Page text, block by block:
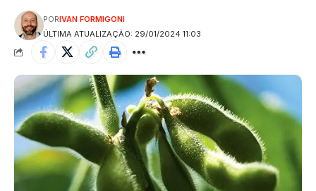
ÚLTIMA ATUALIZAÇÃO: 29/01/2024 11:03
PORIVAN FORMIGONI